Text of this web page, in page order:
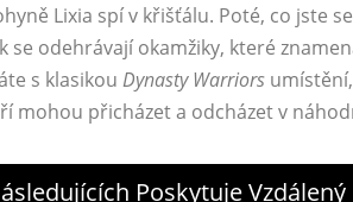
Lixia spí v křišťálu. Poté, co jste
se odehrávají okamžiky, které
s klasikou Dynasty Warriors
mohou přicházet a odcházet v
Poskytuje